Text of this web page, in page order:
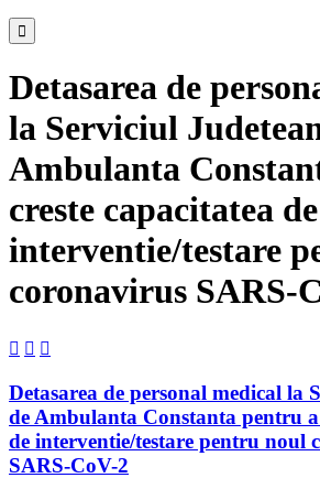

Detasarea de
la Serviciul
Ambulanta
creste capacitatea de
interventie/testare
coronavirus SARS-
  
Detasarea de personal medical la
de Ambulanta Constanta pentru a
de interventie/testare pentru noul
SARS-CoV-2